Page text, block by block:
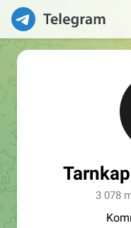
3 078